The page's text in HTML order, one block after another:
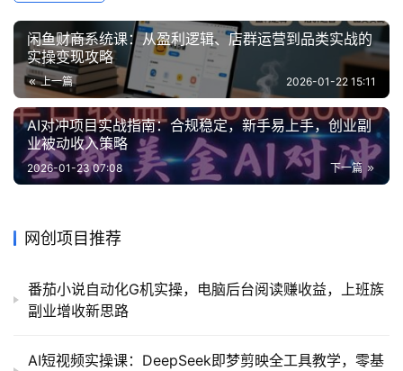
闲鱼财商系统课：从盈利逻辑、店群运营到品类实战的
实操变现攻略
上一篇 2026-01-22 15:11
AI对冲项目实战指南：合规稳定，新手易上手，创业副
业被动收入策略
下一篇
2026-01-23 07:08
网创项目推荐
番茄小说自动化G机实操，电脑后台阅读赚收益，上班族
副业增收新思路
AI短视频实操课：DeepSeek即梦剪映全工具教学，零基